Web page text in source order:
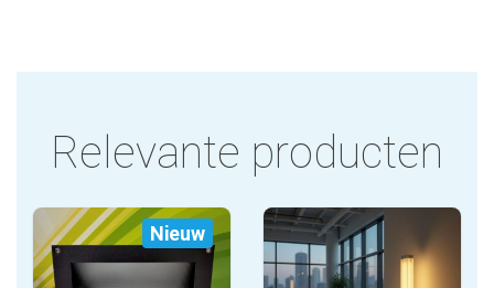
Relevante producten
Nieuw